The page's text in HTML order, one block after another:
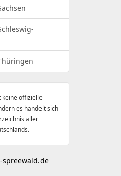
offizielle
es handelt sich
aller